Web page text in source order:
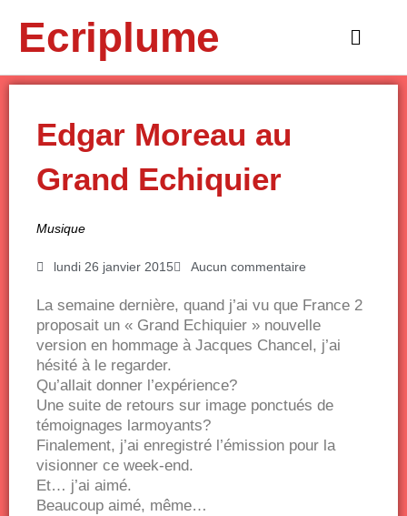
contenuEcriplume
Main
Edgar Moreau au
Grand Echiquier
Musique
lundi 26 janvier 2015 Aucun commentaire
La semaine dernière, quand j’ai vu que France 2
proposait un « Grand Echiquier » nouvelle
version en hommage à Jacques Chancel, j’ai
hésité à le regarder.
Qu’allait donner l’expérience?
Une suite de retours sur image ponctués de
témoignages larmoyants?
Finalement, j’ai enregistré l’émission pour la
visionner ce week-end.
Et… j’ai aimé.
Beaucoup aimé, même…